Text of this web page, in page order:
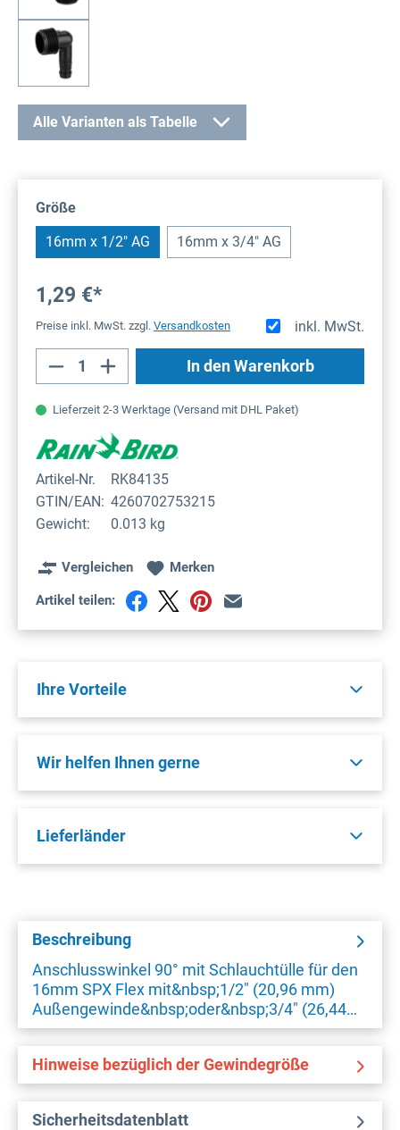
Alle Varianten als Tabelle
Größeauswählen
16mm x 1/2" AG 16mm x 3/4" AG
1,29 €*
inkl. MwSt.
Preise inkl. MwSt. zzgl. Versandkosten
Produkt Anzahl: Gib den gewünschten
In den Warenkorb
Lieferzeit 2-3 Werktage (Versand mit DHL Paket)
Artikel-Nr.
RK84135
GTIN/EAN: 4260702753215
Gewicht:
0.013 kg
Vergleichen Merken
Artikel teilen:
Ihre Vorteile
Wir helfen Ihnen gerne
Lieferländer
Beschreibung
Anschlusswinkel 90° mit Schlauchtülle für den
16mm SPX Flex mit&nbsp;1/2" (20,96 mm)
Außengewinde&nbsp;oder&nbsp;3/4" (26,44…
Hinweise bezüglich der Gewindegröße
Sicherheitsdatenblatt